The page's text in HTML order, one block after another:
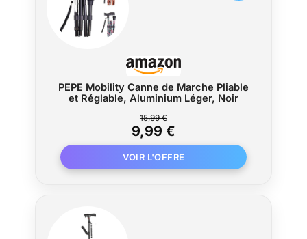
PEPE Mobility Canne de Marche Pliable
et Réglable, Aluminium Léger, Noir
15,99 €
9,99 €